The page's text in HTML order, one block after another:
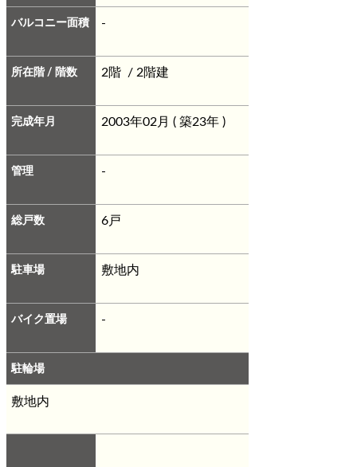
バルコニー面積 -
所在階 / 階数 2階 / 2階建
完成年月 2003年02月 ( 築23年 )
管理 -
総戸数 6戸
駐車場 敷地内
バイク置場 -
駐輪場
敷地内